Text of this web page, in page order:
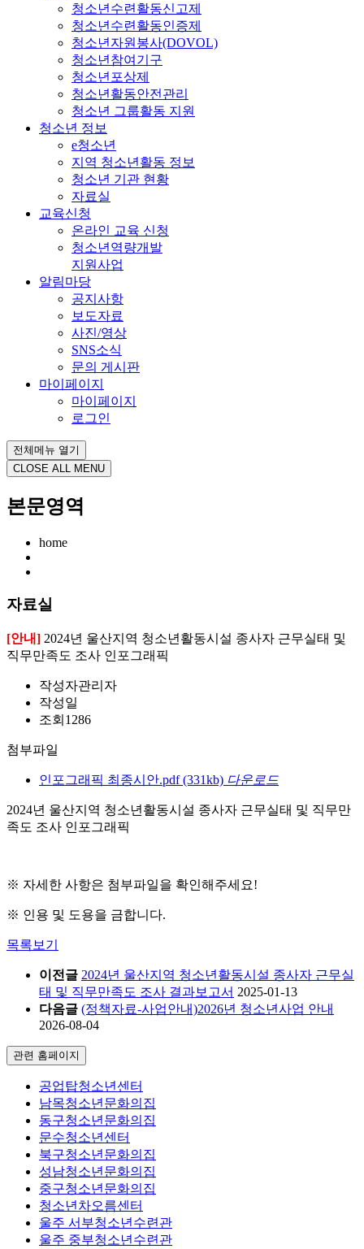
청소년수련활동신고제
청소년수련활동인증제
청소년자원봉사(DOVOL)
청소년참여기구
청소년포상제
청소년활동안전관리
청소년 그룹활동 지원
청소년 정보
e청소년
지역 청소년활동 정보
청소년 기관 현황
자료실
교육신청
온라인 교육 신청
청소년역량개발
지원사업
알림마당
공지사항
보도자료
사진/영상
SNS소식
문의 게시판
마이페이지
마이페이지
로그인
전체메뉴 열기
CLOSE ALL MENU
본문영역
home
자료실
[안내] 2024년 울산지역 청소년활동시설 종사자 근무실태 및
직무만족도 조사 인포그래픽
작성자관리자
작성일
조회 1286
첨부파일
인포그래픽 최종시안.pdf (331kb) 다운로드
2024년 울산지역 청소년활동시설 종사자 근무실태 및 직무만
족도 조사 인포그래픽
※ 자세한 사항은 첨부파일을 확인해주세요!
※ 인용 및 도용을 금합니다.
목록보기
이전글 2024년 울산지역 청소년활동시설 종사자 근무실
태 및 직무만족도 조사 결과보고서 2025-01-13
다음글 (정책자료-사업안내)2026년 청소년사업 안내
2026-08-04
관련 홈페이지
공업탑청소년센터
남목청소년문화의집
동구청소년문화의집
문수청소년센터
북구청소년문화의집
성남청소년문화의집
중구청소년문화의집
청소년차오름센터
울주 서부청소년수련관
울주 중부청소년수련관